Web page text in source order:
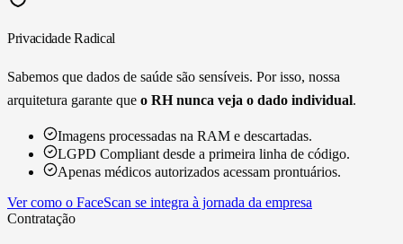
Privacidade Radical
Sabemos que dados de saúde são sensíveis. Por isso, nossa
arquitetura garante que o RH nunca veja o dado individual.
Imagens processadas na RAM e descartadas.
LGPD Compliant desde a primeira linha de código.
Apenas médicos autorizados acessam prontuários.
Ver como o FaceScan se integra à jornada da empresa
Contratação